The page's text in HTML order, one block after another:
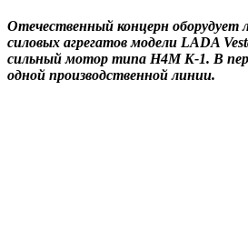
Отечественный концерн оборудует
силовых агрегатов модели LADA
сильный мотор типа H4M K-1. В
одной производственной линии.